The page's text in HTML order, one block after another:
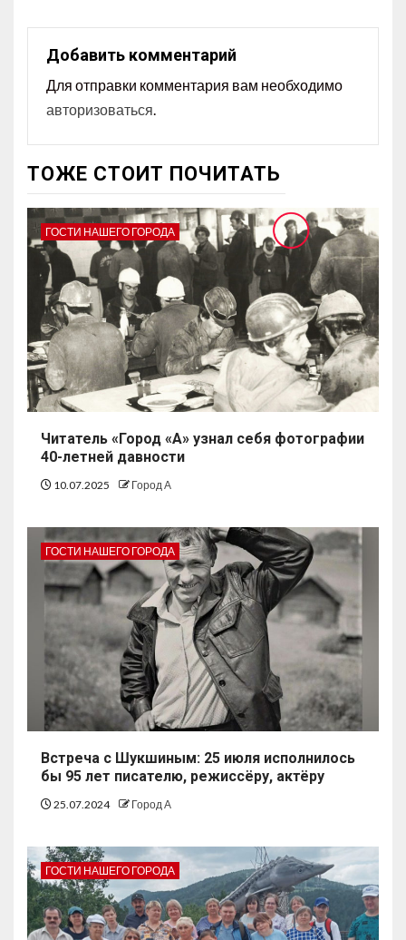
Добавить комментарий
Для отправки комментария вам необходимо
авторизоваться.
ТОЖЕ СТОИТ ПОЧИТАТЬ
ГОСТИ НАШЕГО ГОРОДА
Читатель «Город «А» узнал себя фотографии
40-летней давности
10.07.2025 Город А
ГОСТИ НАШЕГО ГОРОДА
Встреча с Шукшиным: 25 июля исполнилось
бы 95 лет писателю, режиссёру, актёру
25.07.2024 Город А
ГОСТИ НАШЕГО ГОРОДА